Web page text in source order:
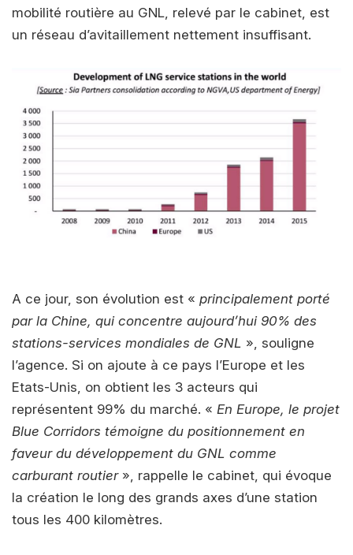
mobilité routière au GNL, relevé par le cabinet, est
un réseau d’avitaillement nettement insuffisant.
A ce jour, son évolution est « principalement porté
par la Chine, qui concentre aujourd’hui 90% des
stations-services mondiales de GNL », souligne
l’agence. Si on ajoute à ce pays l’Europe et les
Etats-Unis, on obtient les 3 acteurs qui
représentent 99% du marché. « En Europe, le projet
Blue Corridors témoigne du positionnement en
faveur du développement du GNL comme
carburant routier», rappelle le cabinet, qui évoque
la création le long des grands axes d’une station
tous les 400 kilomètres.